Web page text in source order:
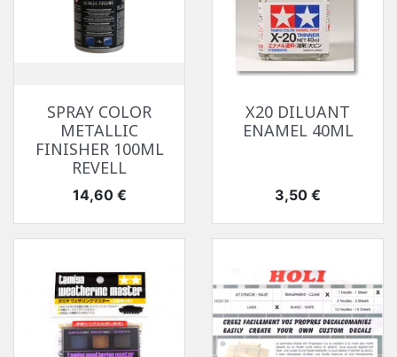
SPRAY COLOR
METALLIC
FINISHER 100ML
REVELL
Prix
14,60 €
X20 DILUANT
ENAMEL 40ML
Prix
3,50 €